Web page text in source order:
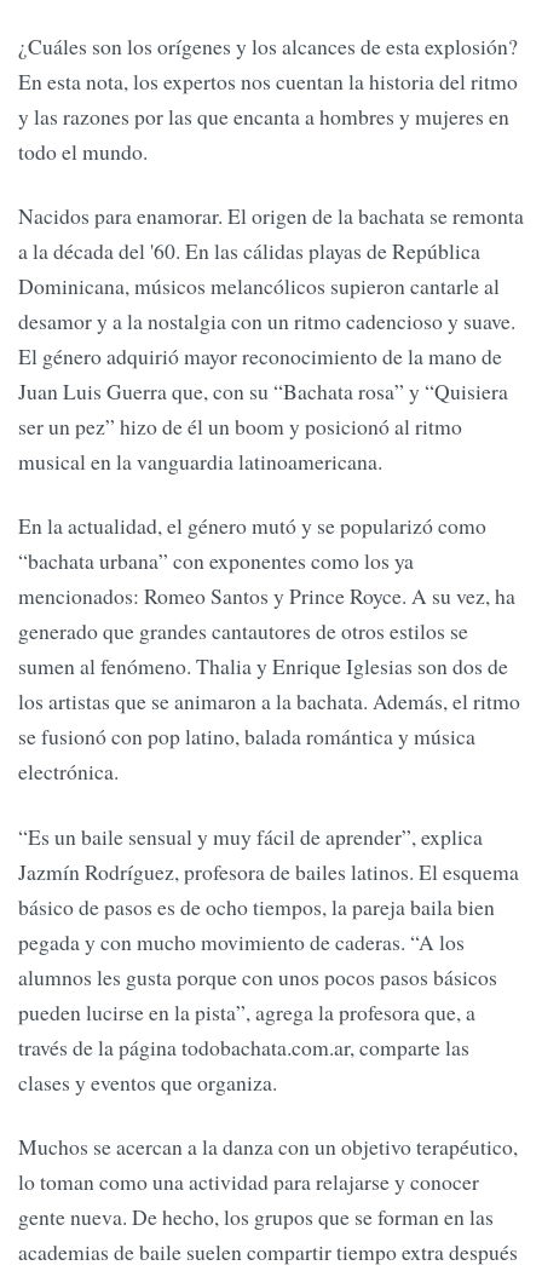
¿Cuáles son los orígenes y los alcances de esta explosión?
En esta nota, los expertos nos cuentan la historia del ritmo
y las razones por las que encanta a hombres y mujeres en
todo el mundo.
Nacidos para enamorar. El origen de la bachata se remonta
a la década del '60. En las cálidas playas de República
Dominicana, músicos melancólicos supieron cantarle al
desamor y a la nostalgia con un ritmo cadencioso y suave.
El género adquirió mayor reconocimiento de la mano de
Juan Luis Guerra que, con su “Bachata rosa” y “Quisiera
ser un pez” hizo de él un boom y posicionó al ritmo
musical en la vanguardia latinoamericana.
En la actualidad, el género mutó y se popularizó como
“bachata urbana” con exponentes como los ya
mencionados: Romeo Santos y Prince Royce. A su vez, ha
generado que grandes cantautores de otros estilos se
sumen al fenómeno. Thalia y Enrique Iglesias son dos de
los artistas que se animaron a la bachata. Además, el ritmo
se fusionó con pop latino, balada romántica y música
electrónica.
“Es un baile sensual y muy fácil de aprender”, explica
Jazmín Rodríguez, profesora de bailes latinos. El esquema
básico de pasos es de ocho tiempos, la pareja baila bien
pegada y con mucho movimiento de caderas. “A los
alumnos les gusta porque con unos pocos pasos básicos
pueden lucirse en la pista”, agrega la profesora que, a
través de la página todobachata.com.ar, comparte las
clases y eventos que organiza.
Muchos se acercan a la danza con un objetivo terapéutico,
lo toman como una actividad para relajarse y conocer
gente nueva. De hecho, los grupos que se forman en las
academias de baile suelen compartir tiempo extra después